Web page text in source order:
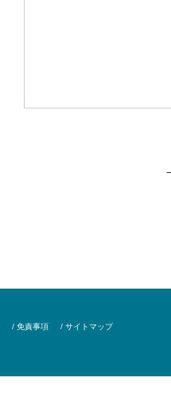
/ 免責事項 / サイトマップ